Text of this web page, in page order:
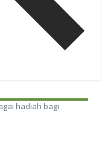
hadiah bagi